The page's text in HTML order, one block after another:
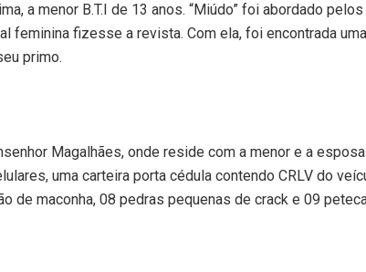
a menor B.T.I de 13 anos. “Miúdo” foi abordado pelos
feminina fizesse a revista. Com ela, foi encontrada uma
primo.
Magalhães, onde reside com a menor e a
uma carteira porta cédula contendo CRLV do
de maconha, 08 pedras pequenas de crack e 09